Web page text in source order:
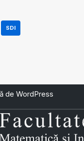
SDI
de WordPress